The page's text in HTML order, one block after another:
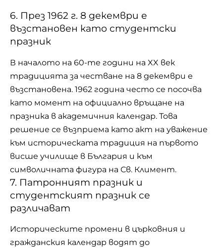
6. През 1962 г. 8 декември е
възстановен като студентски
празник
В началото на 60-те години на XX век
традицията за честване на 8 декември е
възстановена. 1962 година често се посочва
като момент на официално връщане на
празника в академичния календар. Това
решение се възприема като акт на уважение
към историческата традиция на първото
висше училище в България и към
символичната фигура на Св. Климент.
7. Патронният празник и
студентският празник се
различават
Историческите промени в църковния и
гражданския календар водят до